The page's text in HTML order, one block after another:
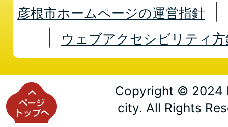
彦根市ホームページの運営指針
ウェブアクセシビリティ方
Copyright © 2024
city. All Rights